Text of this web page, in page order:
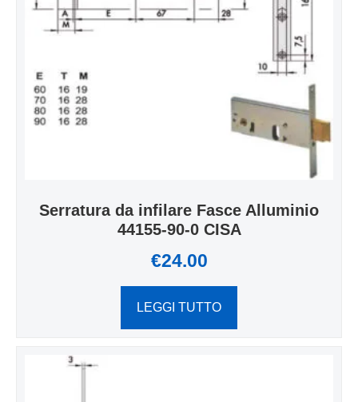
Serratura da infilare Fasce Alluminio
44155-90-0 CISA
€24.00
LEGGI TUTTO